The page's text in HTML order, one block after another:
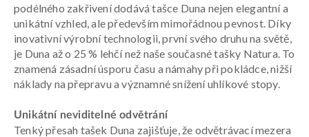
podélného zakřivení dodává tašce Duna nejen elegantní a
unikátní vzhled, ale především mimořádnou pevnost. Díky
inovativní výrobní technologii, první svého druhu na světě,
je Duna až o 25 % lehčí než naše současné tašky Natura. To
znamená zásadní úsporu času a námahy při pokládce, nižší
náklady na přepravu a významné snížení uhlíkové stopy.
Unikátní neviditelné odvětrání
Tenký přesah tašek Duna zajišťuje, že odvětrávací mezera